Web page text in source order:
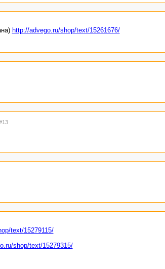
http://advego.ru/shop/text/15261676/
text/15279115/
shop/text/15279315/